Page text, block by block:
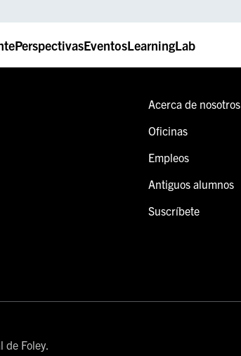
PerspectivasEventosLearningLab
Acerca de nosotros
Oficinas
Empleos
Antiguos alumnos
Suscríbete
Foley.